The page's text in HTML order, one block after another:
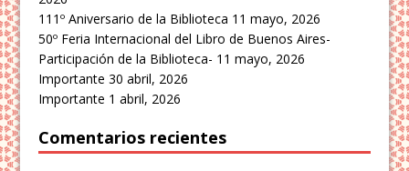
111º Aniversario de la Biblioteca 11 mayo, 2026
50º Feria Internacional del Libro de Buenos Aires-
Participación de la Biblioteca- 11 mayo, 2026
Importante 30 abril, 2026
Importante 1 abril, 2026
Comentarios recientes